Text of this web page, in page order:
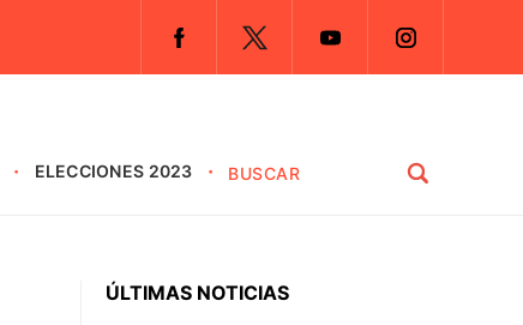
ELECCIONES 2023
ÚLTIMAS NOTICIAS